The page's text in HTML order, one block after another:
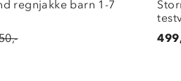
regnjakke barn 1-7